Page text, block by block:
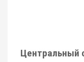
Центральный